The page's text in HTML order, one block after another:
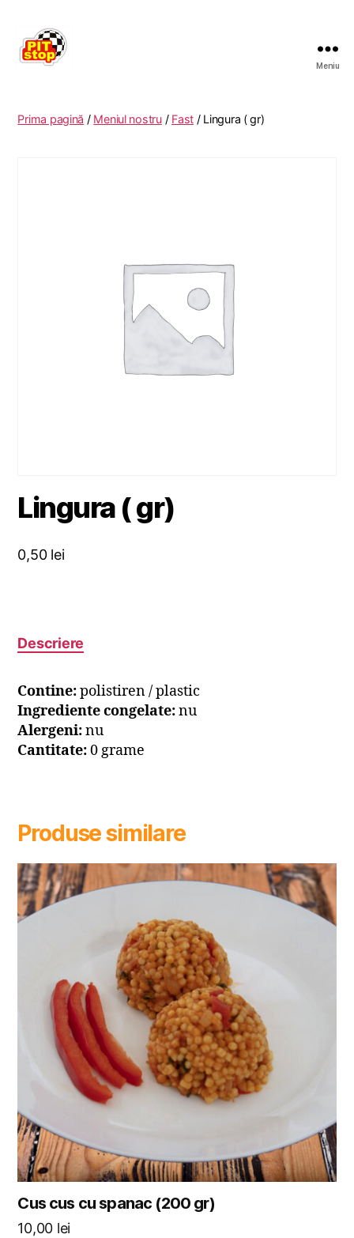
RASNOV
Meniu
Prima pagină / Meniul nostru/ Fast/ Lingura ( gr)
Lingura ( gr)
0,50 lei
Descriere
Contine:polistiren / plastic
Ingrediente congelate:nu
Alergeni:nu
Cantitate:0 grame
Produse similare
Cus cus cu spanac (200 gr)
10,00 lei